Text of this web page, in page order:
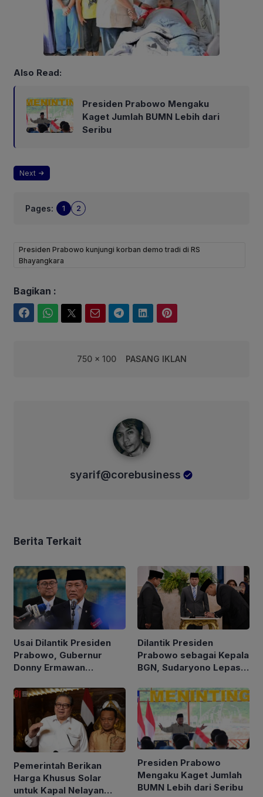
Also Read:
Presiden Prabowo Mengaku
Kaget Jumlah BUMN Lebih dari
Seribu
Next
Pages: 1 2
Presiden Prabowo kunjungi korban demo tradi di RS
Bhayangkara
Bagikan :
750 x 100 PASANG IKLAN
syarif@corebusiness
Berita Terkait
Usai Dilantik Presiden
Prabowo, Gubernur
Donny Ermawan
Pembentukan URI
Dilantik Presiden
Prabowo sebagai Kepala
BGN, Sudaryono Lepas
Pemerintah Berikan
Harga Khusus Solar
untuk Kapal Nelayan
Presiden Prabowo
Mengaku Kaget Jumlah
BUMN Lebih dari Seribu